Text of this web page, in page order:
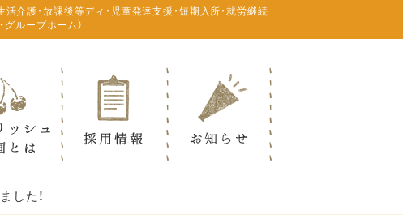
護・放課後等ディ・児童発達支援・短期入所・就労継続
ループホーム）
した！